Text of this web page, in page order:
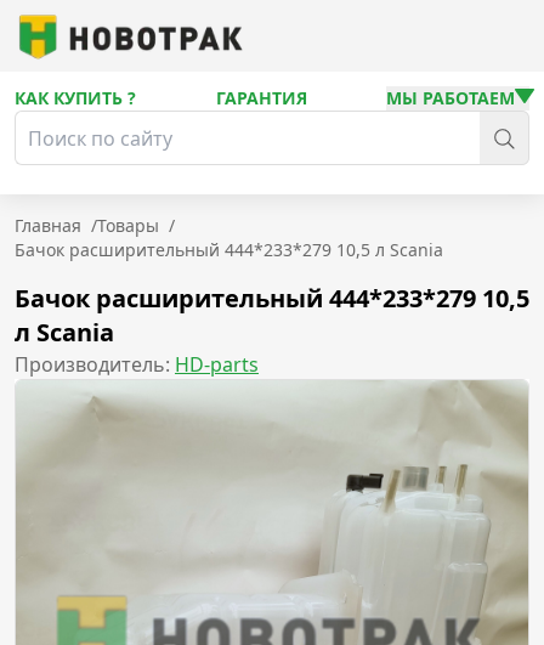
КАК КУПИТЬ ? ГАРАНТИЯ МЫ РАБОТАЕМ
Главная /Товары /
Бачок расширительный 444*233*279 10,5 л Scania
Бачок расширительный 444*233*279 10,5
л Scania
Производитель: HD-parts